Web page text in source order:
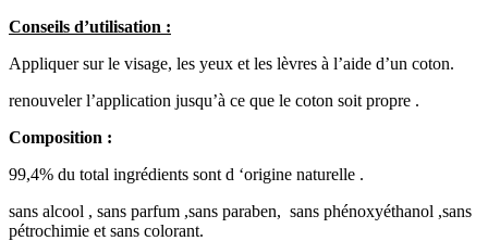
Conseils d’utilisation :
Appliquer sur le visage, les yeux et les lèvres à l’aide d’un coton.
renouveler l’application jusqu’à ce que le coton soit propre .
Composition :
99,4% du total ingrédients sont d ‘origine naturelle .
sans alcool , sans parfum ,sans paraben, sans phénoxyéthanol ,sans
pétrochimie et sans colorant.